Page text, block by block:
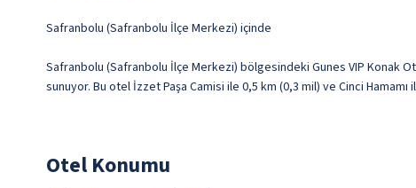
Safranbolu (Safranbolu İlçe Merkezi) içinde
Safranbolu (Safranbolu İlçe Merkezi) bölgesindeki Gunes VIP Konak
sunuyor. Bu otel İzzet Paşa Camisi ile 0,5 km (0,3 mil) ve Cinci
Otel Konumu